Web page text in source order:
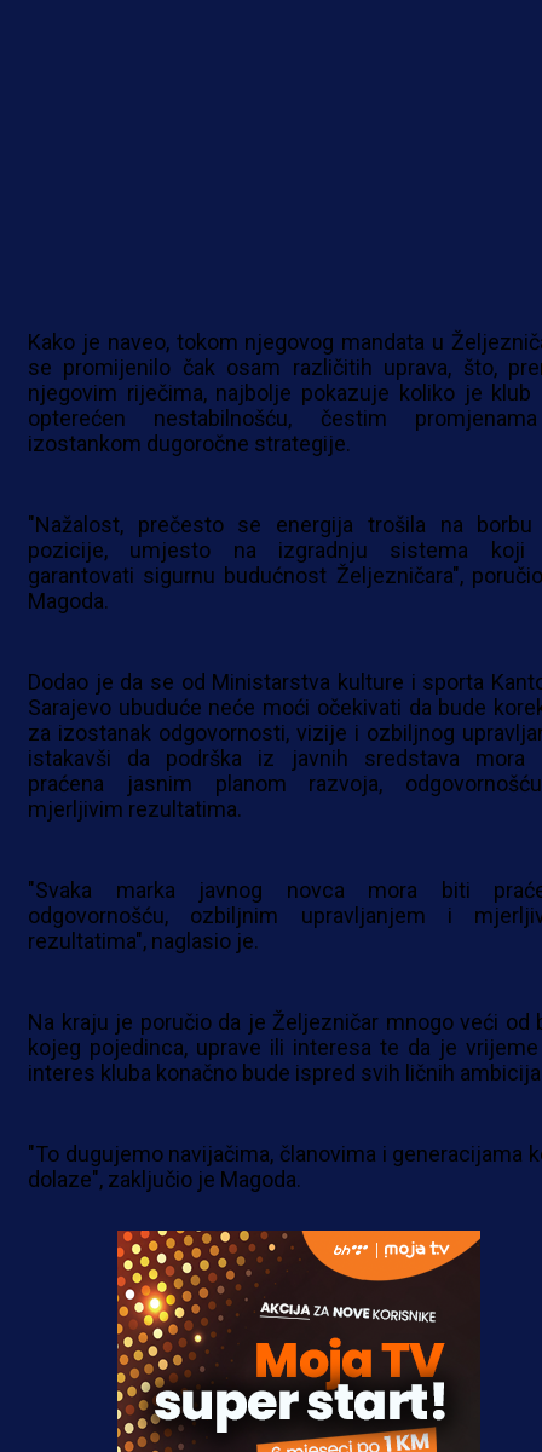
Kako je naveo, tokom njegovog mandata u
se promijenilo čak osam različitih uprava, što,
njegovim riječima, najbolje pokazuje koliko je klub
opterećen nestabilnošću, čestim
izostankom dugoročne strategije.
"Nažalost, prečesto se energija trošila na
pozicije, umjesto na izgradnju sistema koji
garantovati sigurnu budućnost Željezničara",
Magoda.
Dodao je da se od Ministarstva kulture i sporta
Sarajevo ubuduće neće moći očekivati da bude
za izostanak odgovornosti, vizije i ozbiljnog
istakavši da podrška iz javnih sredstava mora
praćena jasnim planom razvoja,
mjerljivim rezultatima.
"Svaka marka javnog novca mora biti
odgovornošću, ozbiljnim upravljanjem i
rezultatima", naglasio je.
Na kraju je poručio da je Željezničar mnogo veći od
kojeg pojedinca, uprave ili interesa te da je
interes kluba konačno bude ispred svih ličnih
"To dugujemo navijačima, članovima i generacijama
dolaze", zaključio je Magoda.